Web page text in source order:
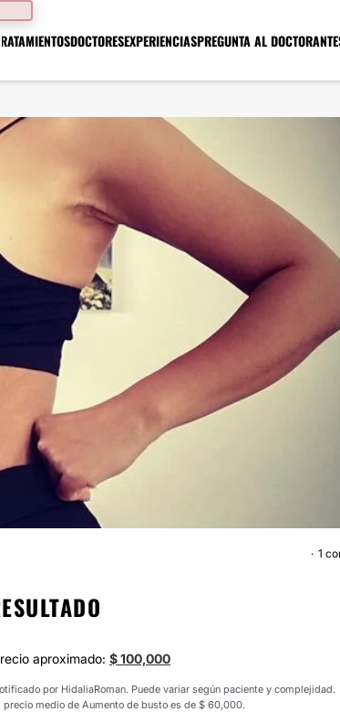
TRATAMIENTOSDOCTORESEXPERIENCIASPREGUNTA AL DOCTOR
AUMENTO DE
1
aproximado: $ 100,000
por HidaliaRoman. Puede variar según paciente y complejidad.
precio medio de Aumento de busto es de $ 60,000.